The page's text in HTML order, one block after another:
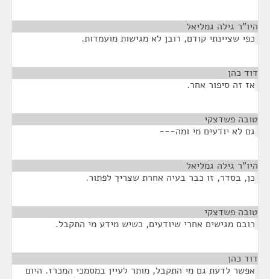
היו"ר גילה גמליאל
כפי שציינתי קודם, רובן לא מגישות מועמדות.
דוד כהן
אז זה סיפור אחר.
טובה פשדצקי
גם לא יודעים מי ומה---
היו"ר גילה גמליאל
כן, בסדר, זו כבר בעיה אחרת שצריך לפתור.
טובה פשדצקי
רובם מגישים אחרי שיודעים, כשיש מידע מי התקבל.
דוד כהן
אפשר לדעת גם מי התקבל, מותר לעיין במסמכי המכרז. היום